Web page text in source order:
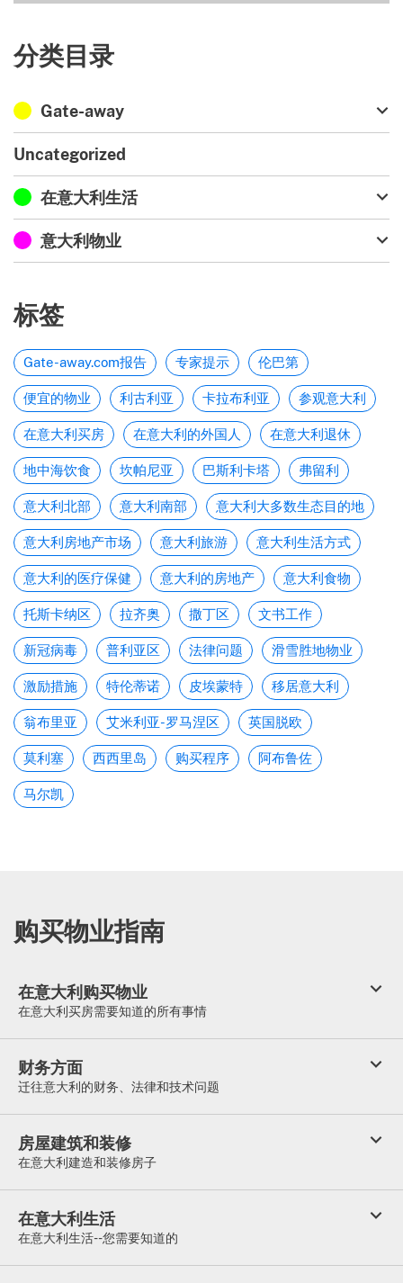
分类目录
Gate-away
Uncategorized
在意大利生活
意大利物业
标签
Gate-away.com报告 专家提示 伦巴第
便宜的物业 利古利亚 卡拉布利亚 参观意大利
在意大利买房 在意大利的外国人 在意大利退休
地中海饮食 坎帕尼亚 巴斯利卡塔 弗留利
意大利北部 意大利南部 意大利大多数生态目的地
意大利房地产市场 意大利旅游 意大利生活方式
意大利的医疗保健 意大利的房地产 意大利食物
托斯卡纳区 拉齐奥 撒丁区 文书工作
新冠病毒 普利亚区 法律问题 滑雪胜地物业
激励措施 特伦蒂诺 皮埃蒙特 移居意大利
翁布里亚 艾米利亚-罗马涅区 英国脱欧
莫利塞 西西里岛 购买程序 阿布鲁佐
马尔凯
购买物业指南
在意大利购买物业
在意大利买房需要知道的所有事情
财务方面
迁往意大利的财务、法律和技术问题
房屋建筑和装修
在意大利建造和装修房子
在意大利生活
在意大利生活--您需要知道的